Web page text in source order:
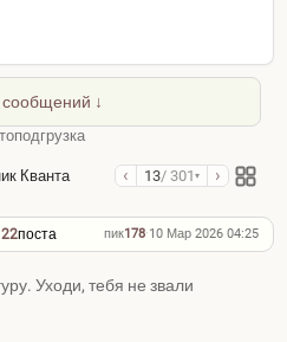
↓
Кванта ‹ 13/ 301 ▾ ›
22поста пик178·10 Мар 2026 04:25
Уходи, тебя не звали